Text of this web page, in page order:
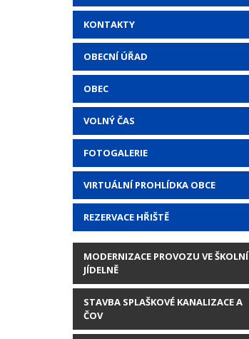
KONTAKTY
OBECNÍ ÚŘAD
OBEC
VOLNÝ ČAS
FOTOGALERIE
VIRTUÁLNÍ PROHLÍDKA OBCE
REZERVACE HŘIŠTĚ
MODERNIZACE PROVOZU VE ŠKOLNÍ
JÍDELNĚ
STAVBA SPLAŠKOVÉ KANALIZACE A
ČOV